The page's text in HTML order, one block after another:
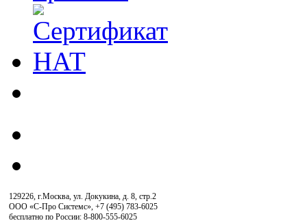
129226, г.Москва, ул. Докукина, д. 8, стр.2
ООО «С-Про Системс», +7 (495) 783-6025
бесплатно по России: 8-800-555-6025